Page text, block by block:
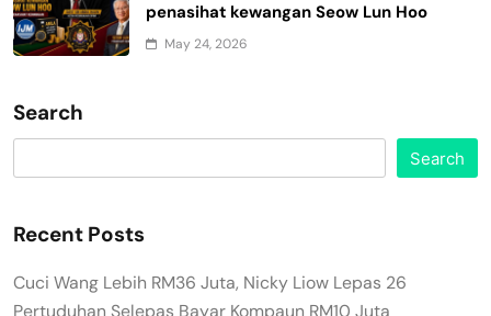
penasihat kewangan Seow Lun Hoo
May 24, 2026
Search
Search
Recent Posts
Cuci Wang Lebih RM36 Juta, Nicky Liow Lepas 26